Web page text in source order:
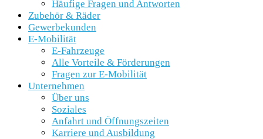
Häufige Fragen und Antworten
Zubehör & Räder
Gewerbekunden
E-Mobilität
E-Fahrzeuge
Alle Vorteile & Förderungen
Fragen zur E-Mobilität
Unternehmen
Über uns
Soziales
Anfahrt und Öffnungszeiten
Karriere und Ausbildung